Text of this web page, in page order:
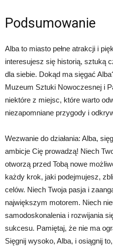
Podsumowanie
Alba to miasto pełne atrakcji i
interesujesz się historią, sztuką
dla siebie. Dokąd ma sięgać
Muzeum Sztuki Nowoczesnej i
niektóre z miejsc, które warto
niezapomniane przygody i
Wezwanie do działania: Alba,
ambicje Cię prowadzą! Niech
otworzą przed Tobą nowe
każdy krok, jaki podejmujesz,
celów. Niech Twoja pasja i
największym motorem. Niech
samodoskonalenia i rozwijania
sukcesu. Pamiętaj, że nie ma
Sięgnij wysoko, Alba, i osiągnij